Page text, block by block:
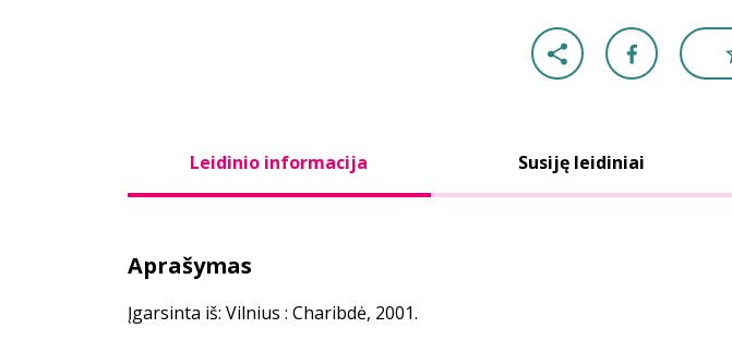
Leidinio informacija Susiję leidiniai
Aprašymas
Įgarsinta iš: Vilnius : Charibdė, 2001.